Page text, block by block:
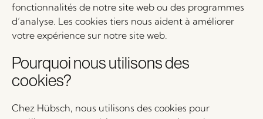
fonctionnalités de notre site web ou des programmes
d’analyse. Les cookies tiers nous aident à améliorer
votre expérience sur notre site web.
Pourquoi nous utilisons des
cookies?
Chez Hübsch, nous utilisons des cookies pour